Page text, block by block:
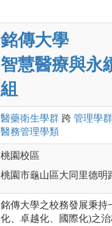
銘傳大學
智慧醫療與永
組
醫藥衛生學群 跨 管理學群
醫務管理學類
桃園校區
桃園市龜山區大同里德明
銘傳大學之校務發展秉持
化、卓越化、國際化)之